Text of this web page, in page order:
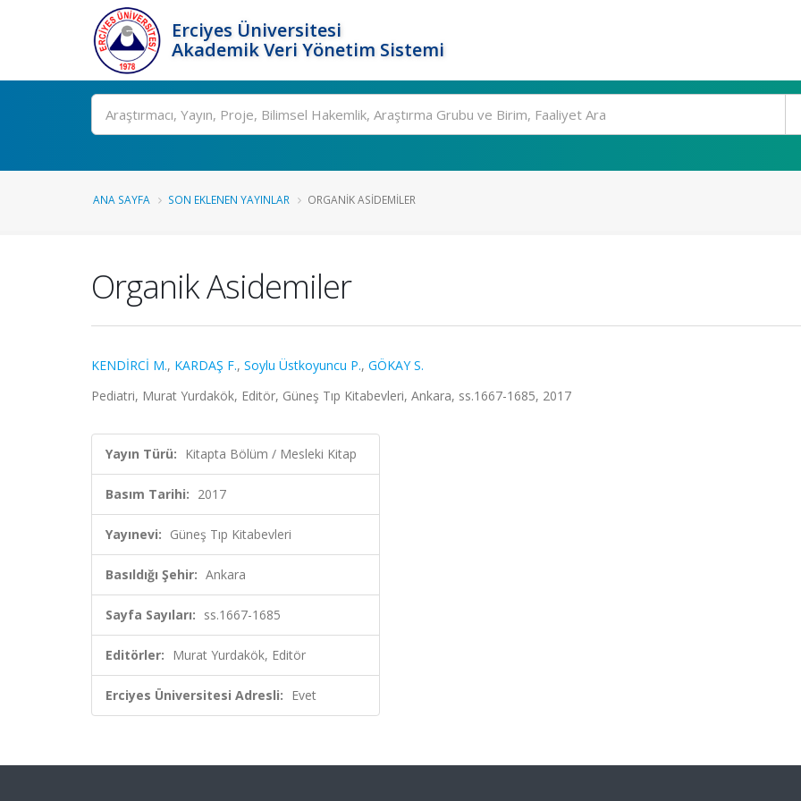
Erciyes Üniversitesi
Akademik Veri Yönetim Sistemi
Ara
ANA SAYFA SON EKLENEN YAYINLAR ORGANIK ASIDEMILER
Organik Asidemiler
KENDİRCİ M., KARDAŞ F., Soylu Üstkoyuncu P., GÖKAY S.
Pediatri, Murat Yurdakök, Editör, Güneş Tıp Kitabevleri, Ankara, ss.1667-1685, 2017
Yayın Türü: Kitapta Bölüm / Mesleki Kitap
Basım Tarihi: 2017
Yayınevi: Güneş Tıp Kitabevleri
Basıldığı Şehir: Ankara
Sayfa Sayıları: ss.1667-1685
Editörler: Murat Yurdakök, Editör
Erciyes Üniversitesi Adresli: Evet